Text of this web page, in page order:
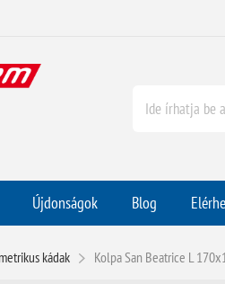
Újdonságok Blog
kádak Kolpa San Beatrice L